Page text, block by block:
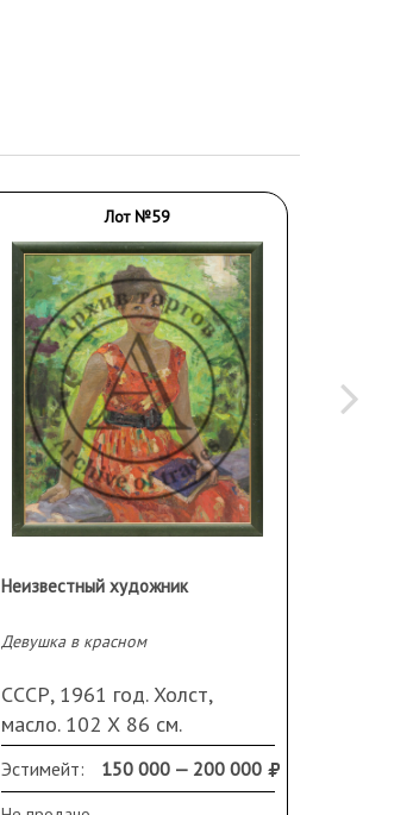
Лот №59
Неизвестный художник
Девушка в красном
СССР, 1961 год. Холст,
масло. 102 Х 86 см.
Неразборчивая подпись в
левой части.
Эстимейт: 150 000 — 200 000